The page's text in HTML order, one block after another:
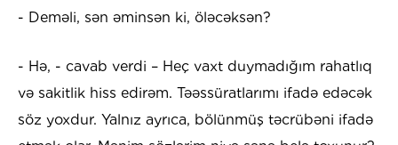
- Deməli, sən əminsən ki, öləcəksən?
- Hə, - cavab verdi – Heç vaxt duymadığım rahatlıq
və sakitlik hiss edirəm. Təəssüratlarımı ifadə edəcək
söz yoxdur. Yalnız ayrıca, bölünmüş təcrübəni ifadə